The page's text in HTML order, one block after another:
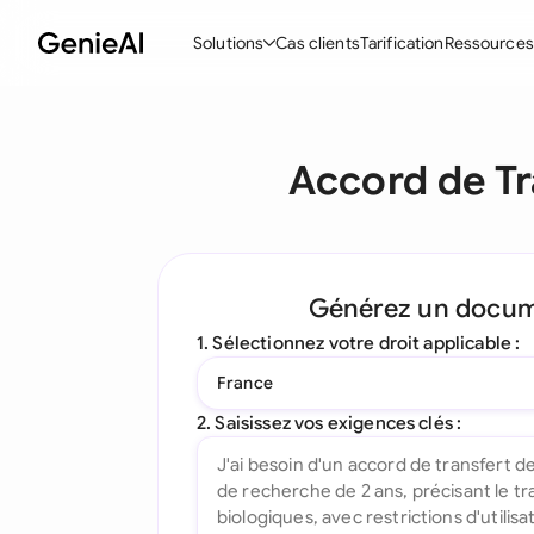
Solutions
Créer des contrats
Interrogez votre document
Toutes les fonctionnalités
Cas clientsTarificationRessources
Accord de
Générez un
1. Sélectionnez votre droit applicable :
France
2. Saisissez vos exigences clés :